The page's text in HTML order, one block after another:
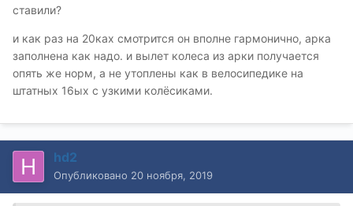
ставили?
и как раз на 20ках смотрится он вполне гармонично, арка
заполнена как надо. и вылет колеса из арки получается
опять же норм, а не утоплены как в велосипедике на
штатных 16ых с узкими колёсиками.
hd2
Опубликовано 20 ноября, 2019